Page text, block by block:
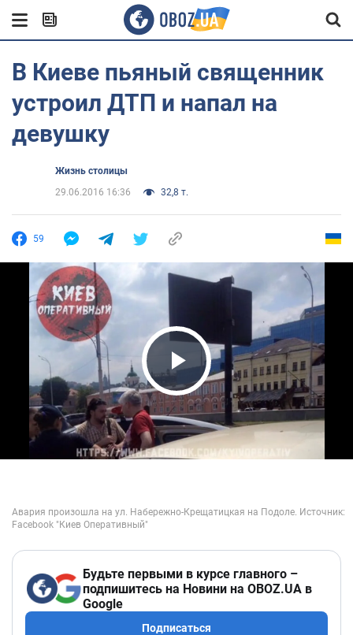
В Киеве пьяный священник
устроил ДТП и напал на
девушку
Жизнь столицы
29.06.2016 16:36
32,8 т.
59
Play Video
Будьте первыми в курсе главного –
подпишитесь на Новини на OBOZ.UA в
Google
Подписаться